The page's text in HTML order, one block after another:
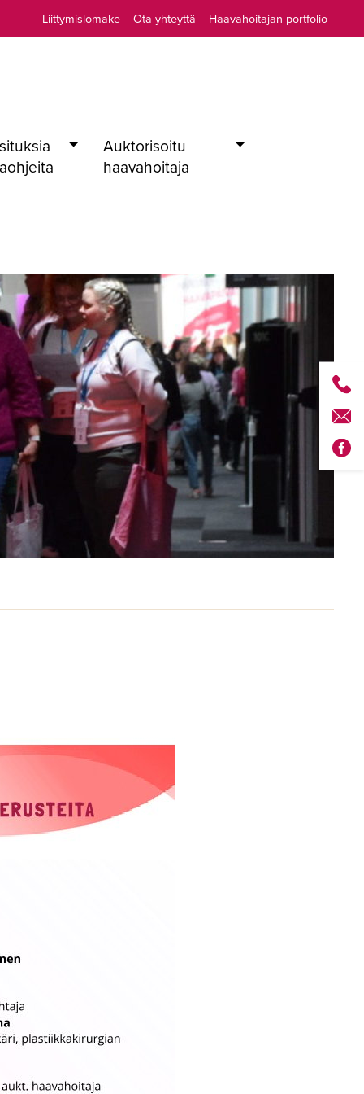
Liittymislomake Ota yhteyttä Haavahoitajan portfolio
Auktorisoitu
haavahoitaja